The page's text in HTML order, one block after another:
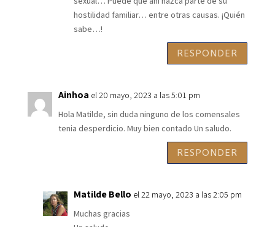
hostilidad familiar… entre otras causas. ¡Quién
sabe…!
RESPONDER
Ainhoa el 20 mayo, 2023 a las 5:01 pm
Hola Matilde, sin duda ninguno de los comensales
tenia desperdicio. Muy bien contado Un saludo.
RESPONDER
Matilde Bello el 22 mayo, 2023 a las 2:05 pm
Muchas gracias